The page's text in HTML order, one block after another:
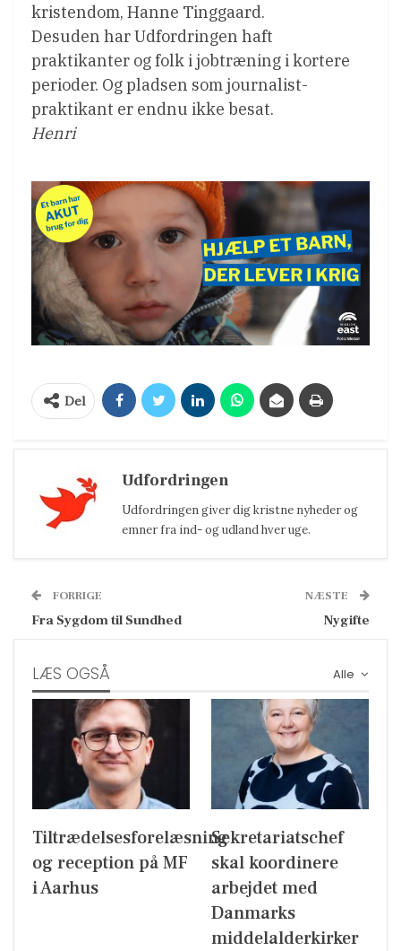
kristendom, Hanne Tinggaard.
Desuden har Udfordringen haft
praktikanter og folk i jobtræning i kortere
perioder. Og pladsen som journalist-
praktikant er endnu ikke besat.
Henri
Del
Udfordringen
Udfordringen giver dig kristne nyheder og
emner fra ind- og udland hver uge.
FORRIGE
Fra Sygdom til Sundhed
NÆSTE
Nygifte
Alle
LÆS OGSÅ
Tiltrædelsesforelæsning
og reception på MF
i Aarhus
Sekretariatschef
skal koordinere
arbejdet med
Danmarks
middelalderkirker